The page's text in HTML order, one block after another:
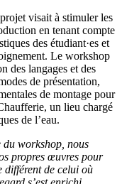
visait à stimuler les
en tenant compte
des étudiant·es et
Le workshop
des langages et des
de présentation,
de montage pour
un lieu chargé
de l’eau.
du workshop, nous
propres œuvres pour
différent de celui où